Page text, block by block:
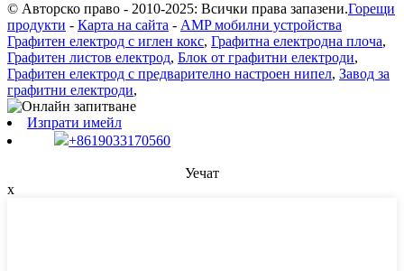
© Авторско право - 2010-2025: Всички права запазени.Горещи
продукти - Карта на сайта - AMP мобилни устройства
Графитен електрод с иглен кокс, Графитна електродна плоча,
Графитен листов електрод, Блок от графитни електроди,
Графитен електрод с предварително настроен нипел, Завод за
графитни електроди,
Изпрати имейл
+8619033170560
Уечат
x